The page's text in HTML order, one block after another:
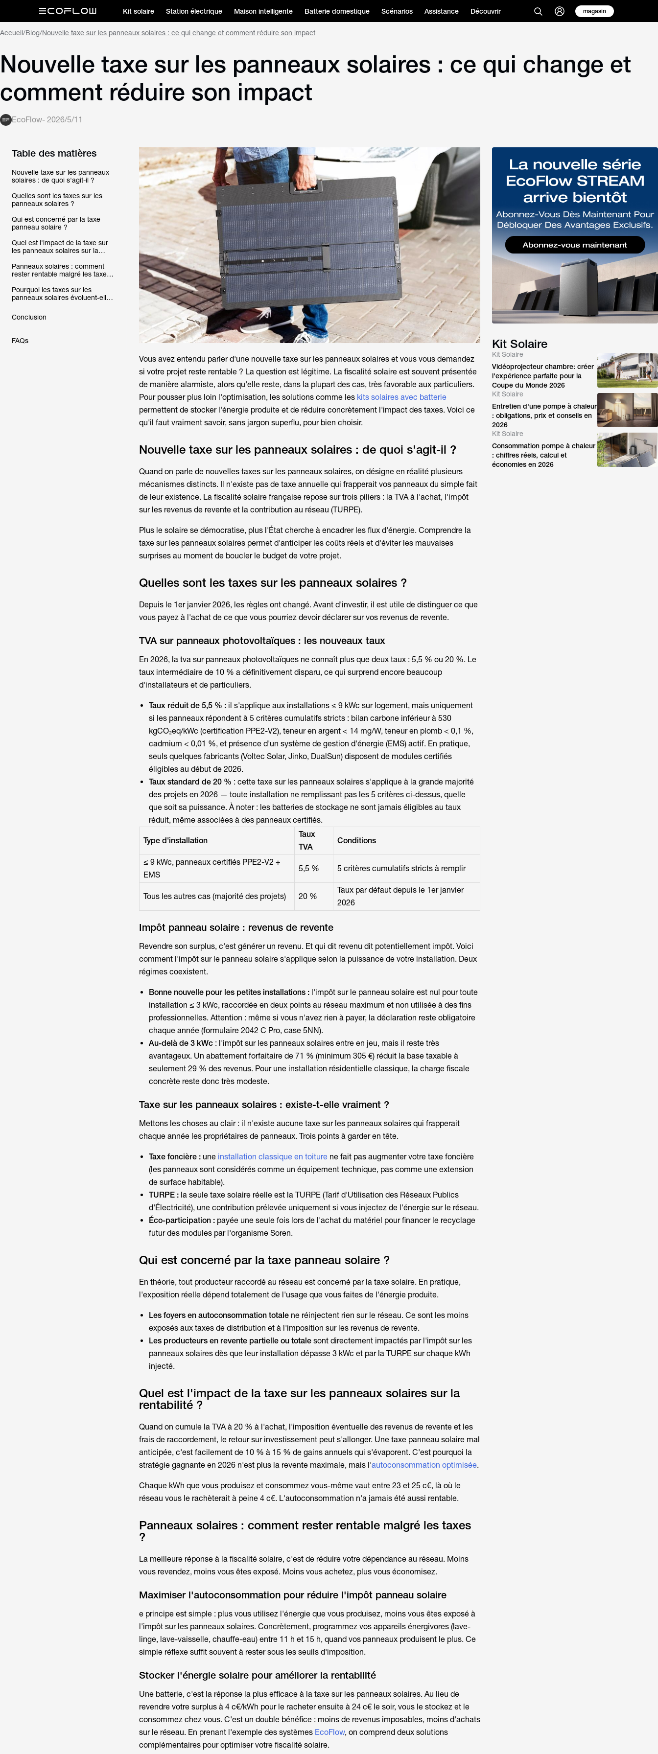
Kit solaire Station électrique Maison intelligente Batterie domestique Scénarios Assistance Découvrir magasin
Accueil/Blog/Nouvelle taxe sur les panneaux solaires : ce qui change et comment réduire son impact
Nouvelle taxe sur les panneaux solaires : ce qui change et
comment réduire son impact
EcoFlow- 2026/5/11
Table des matières
Nouvelle taxe sur les panneaux
solaires : de quoi s'agit-il ?
Quelles sont les taxes sur les
panneaux solaires ?
Qui est concerné par la taxe
panneau solaire ?
Quel est l'impact de la taxe sur
les panneaux solaires sur la
Panneaux solaires : comment
rester rentable malgré les taxes
Pourquoi les taxes sur les
panneaux solaires évoluent-elles
Conclusion
FAQs
Vous avez entendu parler d'une nouvelle taxe sur les panneaux solaireset vous vous demandez
si votre projet reste rentable ? La question est légitime. La fiscalité solaire est souvent présentée
de manière alarmiste, alors qu'elle reste, dans la plupart des cas, très favorable aux particuliers.
Pour pousser plus loin l'optimisation, les solutions comme les kits solaires avec batterie
permettent de stocker l'énergie produite et de réduire concrètement l'impact des taxes. Voici ce
qu'il faut vraiment savoir, sans jargon superflu, pour bien choisir.
Nouvelle taxe sur les panneaux solaires : de quoi s'agit-il ?
Quand on parle de nouvelles taxes sur les panneaux solaires, on désigne en réalité plusieurs
mécanismes distincts. Il n'existe pas de taxe annuelle qui frapperait vos panneaux du simple fait
de leur existence. La fiscalité solaire française repose sur trois piliers : la TVA à l'achat, l'impôt
sur les revenus de revente et la contribution au réseau (TURPE).
Plus le solaire se démocratise, plus l'État cherche à encadrer les flux d'énergie. Comprendre la
taxe sur les panneaux solairespermet d'anticiper les coûts réels et d'éviter les mauvaises
surprises au moment de boucler le budget de votre projet.
Quelles sont les taxes sur les panneaux solaires ?
Depuis le 1er janvier 2026, les règles ont changé. Avant d'investir, il est utile de distinguer ce que
vous payez à l'achat de ce que vous pourriez devoir déclarer sur vos revenus de revente.
TVA sur panneaux photovoltaïques : les nouveaux taux
En 2026, la tva sur panneaux photovoltaïques ne connaît plus que deux taux : 5,5 % ou 20 %. Le
taux intermédiaire de 10 % a définitivement disparu, ce qui surprend encore beaucoup
d'installateurs et de particuliers.
Taux réduit de 5,5 % : il s'applique aux installations ≤ 9 kWc sur logement, mais uniquement
si les panneaux répondent à 5 critères cumulatifs stricts : bilan carbone inférieur à 530
kgCO₂eq/kWc (certification PPE2-V2), teneur en argent < 14 mg/W, teneur en plomb < 0,1 %,
cadmium < 0,01 %, et présence d'un système de gestion d'énergie (EMS) actif. En pratique,
seuls quelques fabricants (Voltec Solar, Jinko, DualSun) disposent de modules certifiés
éligibles au début de 2026.
Taux standard de 20 % : cette taxe sur les panneaux solairess'applique à la grande majorité
des projets en 2026 — toute installation ne remplissant pas les 5 critères ci-dessus, quelle
que soit sa puissance. À noter : les batteries de stockage ne sont jamais éligibles au taux
réduit, même associées à des panneaux certifiés.
Type d'installation
Taux
TVA
Conditions
≤ 9 kWc, panneaux certifiés PPE2-V2 +
EMS
5,5 % 5 critères cumulatifs stricts à remplir
Tous les autres cas (majorité des projets) 20 %
Taux par défaut depuis le 1er janvier
2026
Impôt panneau solaire : revenus de revente
Revendre son surplus, c'est générer un revenu. Et qui dit revenu dit potentiellement impôt. Voici
comment l'impôt sur le panneau solaires'applique selon la puissance de votre installation. Deux
régimes coexistent.
Bonne nouvelle pour les petites installations : l'impôt sur le panneau solaireest nul pour toute
installation ≤ 3 kWc, raccordée en deux points au réseau maximum et non utilisée à des fins
professionnelles. Attention : même si vous n'avez rien à payer, la déclaration reste obligatoire
chaque année (formulaire 2042 C Pro, case 5NN).
Au-delà de 3 kWc: l'impôt sur les panneaux solairesentre en jeu, mais il reste très
avantageux. Un abattement forfaitaire de 71 % (minimum 305 €) réduit la base taxable à
seulement 29 % des revenus. Pour une installation résidentielle classique, la charge fiscale
concrète reste donc très modeste.
Taxe sur les panneaux solaires : existe-t-elle vraiment ?
Mettons les choses au clair : il n'existe aucune taxe sur les panneaux solairesqui frapperait
chaque année les propriétaires de panneaux. Trois points à garder en tête.
Taxe foncière : une installation classique en toiturene fait pas augmenter votre taxe foncière
(les panneaux sont considérés comme un équipement technique, pas comme une extension
de surface habitable).
TURPE : la seule taxe solaireréelle est la TURPE (Tarif d'Utilisation des Réseaux Publics
d'Électricité), une contribution prélevée uniquement si vous injectez de l'énergie sur le réseau.
Éco-participation : payée une seule fois lors de l'achat du matériel pour financer le recyclage
futur des modules par l'organisme Soren.
Qui est concerné par la taxe panneau solaire ?
En théorie, tout producteur raccordé au réseau est concerné par la taxe solaire. En pratique,
l'exposition réelle dépend totalement de l'usage que vous faites de l'énergie produite.
Les foyers en autoconsommation totale ne réinjectent rien sur le réseau. Ce sont les moins
exposés aux taxes de distribution et à l'imposition sur les revenus de revente.
Les producteurs en revente partielle ou totale sont directement impactés par l'impôt sur les
panneaux solairesdès que leur installation dépasse 3 kWc et par la TURPE sur chaque kWh
injecté.
Quel est l'impact de la taxe sur les panneaux solaires sur la
rentabilité ?
Quand on cumule la TVA à 20 % à l'achat, l'imposition éventuelle des revenus de revente et les
frais de raccordement, le retour sur investissement peut s'allonger. Une taxe panneau solairemal
anticipée, c'est facilement de 10 % à 15 % de gains annuels qui s'évaporent. C'est pourquoi la
stratégie gagnante en 2026 n'est plus la revente maximale, mais l'autoconsommation optimisée.
Chaque kWh que vous produisez et consommez vous-même vaut entre 23 et 25 c€, là où le
réseau vous le rachèterait à peine 4 c€. L'autoconsommation n'a jamais été aussi rentable.
Panneaux solaires : comment rester rentable malgré les taxes
?
La meilleure réponse à la fiscalité solaire, c'est de réduire votre dépendance au réseau. Moins
vous revendez, moins vous êtes exposé. Moins vous achetez, plus vous économisez.
Maximiser l'autoconsommation pour réduire l'impôt panneau solaire
e principe est simple : plus vous utilisez l'énergie que vous produisez, moins vous êtes exposé à
l'impôt sur les panneaux solaires. Concrètement, programmez vos appareils énergivores (lave-
linge, lave-vaisselle, chauffe-eau) entre 11 h et 15 h, quand vos panneaux produisent le plus. Ce
simple réflexe suffit souvent à rester sous les seuils d'imposition.
Stocker l'énergie solaire pour améliorer la rentabilité
Une batterie, c'est la réponse la plus efficace à la taxe sur les panneaux solaires. Au lieu de
revendre votre surplus à 4 c€/kWh pour le racheter ensuite à 24 c€ le soir, vous le stockez et le
consommez chez vous. C'est un double bénéfice : moins de revenus imposables, moins d'achats
sur le réseau. En prenant l'exemple des systèmes EcoFlow, on comprend deux solutions
complémentaires pour optimiser votre fiscalité solaire.
Kit Solaire
Kit Solaire
Vidéoprojecteur chambre: créer
l'expérience parfaite pour la
Coupe du Monde 2026
Kit Solaire
Entretien d'une pompe à chaleur
: obligations, prix et conseils en
2026
Kit Solaire
Consommation pompe à chaleur
: chiffres réels, calcul et
économies en 2026